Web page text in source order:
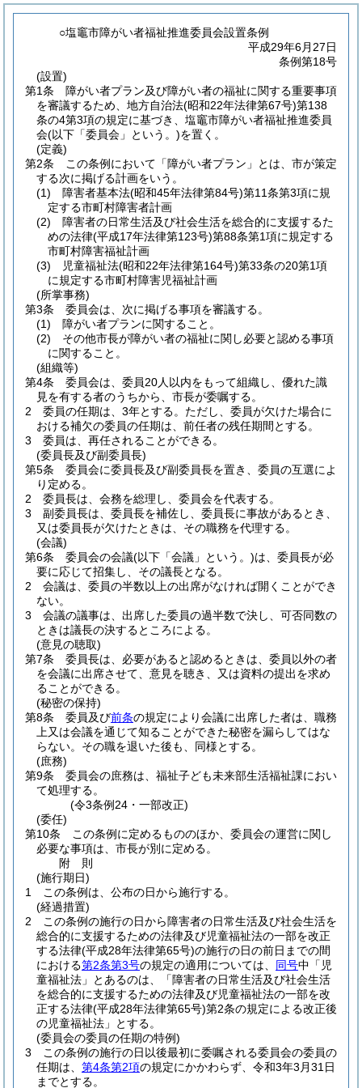
○塩竈市障がい者福祉推進委員会設置条例
平成29年6月27日
条例第18号
(設置)
第1条
障がい者プラン及び障がい者の福祉に関する重要事項
を審議するため、地方自治法(昭和22年法律第67号)第138
条の4第3項の規定に基づき、塩竈市障がい者福祉推進委員
会(以下「委員会」という。)を置く。
(定義)
第2条
この条例において「障がい者プラン」とは、市が策定
する次に掲げる計画をいう。
(1)
障害者基本法(昭和45年法律第84号)第11条第3項に規
定する市町村障害者計画
(2)
障害者の日常生活及び社会生活を総合的に支援するた
めの法律(平成17年法律第123号)第88条第1項に規定する
市町村障害福祉計画
(3)
児童福祉法(昭和22年法律第164号)第33条の20第1項
に規定する市町村障害児福祉計画
(所掌事務)
第3条
委員会は、次に掲げる事項を審議する。
(1)
障がい者プランに関すること。
(2)
その他市長が障がい者の福祉に関し必要と認める事項
に関すること。
(組織等)
第4条
委員会は、委員20人以内をもって組織し、優れた識
見を有する者のうちから、市長が委嘱する。
2
委員の任期は、3年とする。 ただし、委員が欠けた場合に
おける補欠の委員の任期は、前任者の残任期間とする。
3
委員は、再任されることができる。
(委員長及び副委員長)
第5条
委員会に委員長及び副委員長を置き、委員の互選によ
り定める。
2
委員長は、会務を総理し、委員会を代表する。
3
副委員長は、委員長を補佐し、委員長に事故があるとき、
又は委員長が欠けたときは、その職務を代理する。
(会議)
第6条
委員会の会議(以下「会議」という。)は、委員長が必
要に応じて招集し、その議長となる。
2
会議は、委員の半数以上の出席がなければ開くことができ
ない。
3
会議の議事は、出席した委員の過半数で決し、可否同数の
ときは議長の決するところによる。
(意見の聴取)
第7条
委員長は、必要があると認めるときは、委員以外の者
を会議に出席させて、意見を聴き、又は資料の提出を求め
ることができる。
(秘密の保持)
第8条
委員及び前条の規定により会議に出席した者は、職務
上又は会議を通じて知ることができた秘密を漏らしてはな
らない。 その職を退いた後も、同様とする。
(庶務)
第9条
委員会の庶務は、福祉子ども未来部生活福祉課におい
て処理する。
(令3条例24・一部改正)
(委任)
第10条
この条例に定めるもののほか、委員会の運営に関し
必要な事項は、市長が別に定める。
附 則
(施行期日)
1
この条例は、公布の日から施行する。
(経過措置)
2
この条例の施行の日から障害者の日常生活及び社会生活を
総合的に支援するための法律及び児童福祉法の一部を改正
する法律(平成28年法律第65号)の施行の日の前日までの間
における第2条第3号の規定の適用については、 同号中「児
童福祉法」とあるのは、「障害者の日常生活及び社会生活
を総合的に支援するための法律及び児童福祉法の一部を改
正する法律(平成28年法律第65号)第2条の規定による改正後
の児童福祉法」とする。
(委員会の委員の任期の特例)
3
この条例の施行の日以後最初に委嘱される委員会の委員の
任期は、 第4条第2項の規定にかかわらず、令和3年3月31日
までとする。